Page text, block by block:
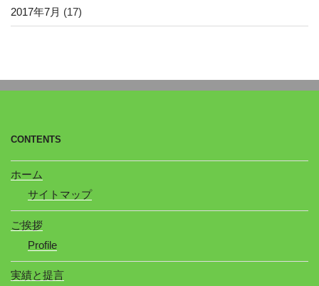
2017年7月 (17)
CONTENTS
ホーム
サイトマップ
ご挨拶
Profile
実績と提言